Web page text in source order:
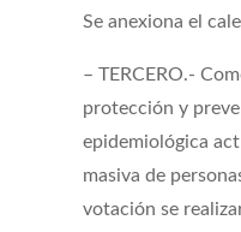
Se anexiona el
– TERCERO.-
protección y
epidemiológica
masiva de
votación se